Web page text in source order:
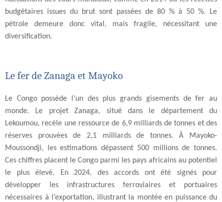
budgétaires issues du brut sont passées de 80 % à 50 %. Le
pétrole demeure donc vital, mais fragile, nécessitant une
diversification.
Le fer de Zanaga et Mayoko
Le Congo possède l’un des plus grands gisements de fer au
monde. Le projet Zanaga, situé dans le département du
Lekoumou, recèle une ressource de 6,9 milliards de tonnes et des
réserves prouvées de 2,1 milliards de tonnes. À Mayoko-
Moussondji, les estimations dépassent 500 millions de tonnes.
Ces chiffres placent le Congo parmi les pays africains au potentiel
le plus élevé. En 2024, des accords ont été signés pour
développer les infrastructures ferroviaires et portuaires
nécessaires à l’exportation, illustrant la montée en puissance du